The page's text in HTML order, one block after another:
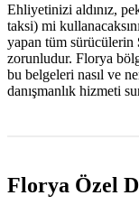
Ehliyetinizi aldınız,
taksi) mi
yapan tüm sürücülerin
zorunludur. Florya
bu belgeleri nasıl ve
danışmanlık hizmeti
Florya Özel